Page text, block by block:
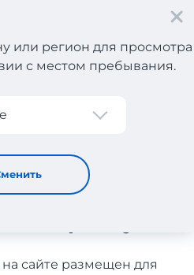
или регион для просмотра
с местом пребывания.
и здоровья из Чехии с доставкой в
для ухода и
из Чехии с
сайте размещен для